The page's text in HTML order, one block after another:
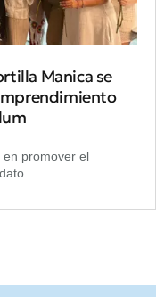
Manica se
en promover el